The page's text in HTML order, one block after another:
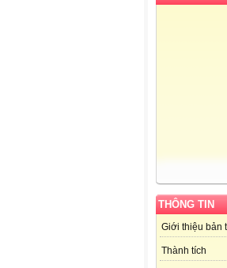
THÔNG TIN
Giới thiệu bản
Thành tích